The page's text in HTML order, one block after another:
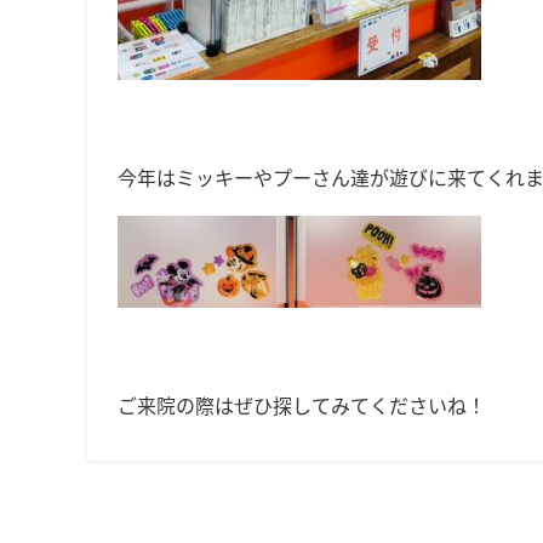
今年はミッキーやプーさん達が遊びに来てくれ
ご来院の際はぜひ探してみてくださいね！